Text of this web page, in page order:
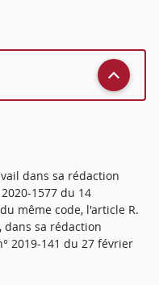
dans sa rédaction
1577 du 14
même code, l'article R.
dans sa rédaction
2019-141 du 27 février